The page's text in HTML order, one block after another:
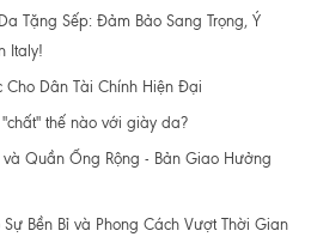
Tặng Sếp: Đảm Bảo Sang Trọng, Ý
Italy!
Cho Dân Tài Chính Hiện Đại
thế nào với giày da?
Quần Ống Rộng - Bản Giao Hưởng
Bền Bỉ và Phong Cách Vượt Thời Gian